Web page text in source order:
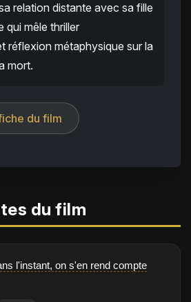
relation distante avec sa fille
qui mêle thriller
réflexion métaphysique sur la
mort.
du film
du film
l'instant, on s'en rend compte